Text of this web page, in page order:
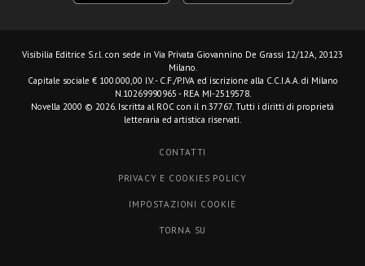
Visibilia Editrice S.r.l. con sede in Via Privata Giovannino De Grassi 12/12A, 20123
Milano.
Capitale sociale € 100.000,00 I.V. - C.F./P.IVA ed iscrizione alla C.C.I.A.A. di Milano
N.10269990965 - REA MI-2519578.
Novella 2000 © 2026. Iscritta al ROC con il n.37767. Tutti i diritti di proprietà
letteraria ed artistica riservati.
CONTATTI
PRIVACY E COOKIES POLICY
IMPOSTAZIONI COOKIE
TORNA SU